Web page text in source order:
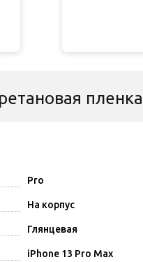
Pro
На корпус
Глянцевая
iPhone 13 Pro Max